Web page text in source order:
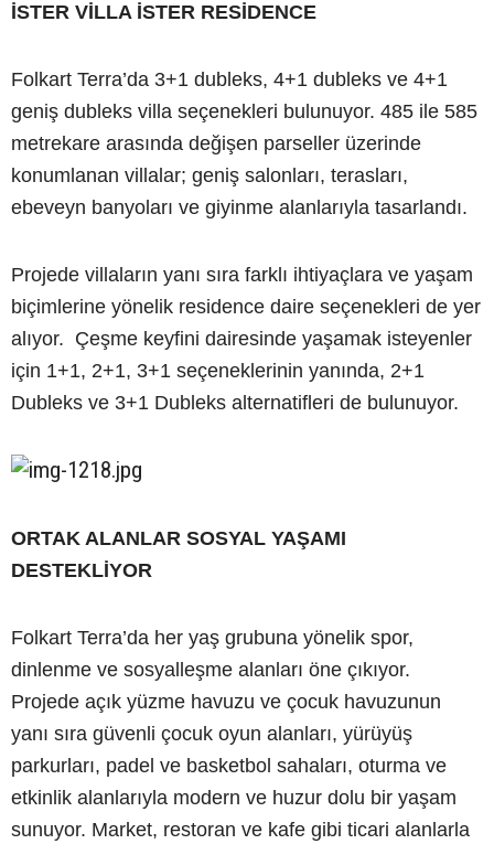
İSTER VİLLA İSTER RESİDENCE
Folkart Terra’da 3+1 dubleks, 4+1 dubleks ve 4+1
geniş dubleks villa seçenekleri bulunuyor. 485 ile 585
metrekare arasında değişen parseller üzerinde
konumlanan villalar; geniş salonları, terasları,
ebeveyn banyoları ve giyinme alanlarıyla tasarlandı.
Projede villaların yanı sıra farklı ihtiyaçlara ve yaşam
biçimlerine yönelik residence daire seçenekleri de yer
alıyor. Çeşme keyfini dairesinde yaşamak isteyenler
için 1+1, 2+1, 3+1 seçeneklerinin yanında, 2+1
Dubleks ve 3+1 Dubleks alternatifleri de bulunuyor.
ORTAK ALANLAR SOSYAL YAŞAMI
DESTEKLİYOR
Folkart Terra’da her yaş grubuna yönelik spor,
dinlenme ve sosyalleşme alanları öne çıkıyor.
Projede açık yüzme havuzu ve çocuk havuzunun
yanı sıra güvenli çocuk oyun alanları, yürüyüş
parkurları, padel ve basketbol sahaları, oturma ve
etkinlik alanlarıyla modern ve huzur dolu bir yaşam
sunuyor. Market, restoran ve kafe gibi ticari alanlarla